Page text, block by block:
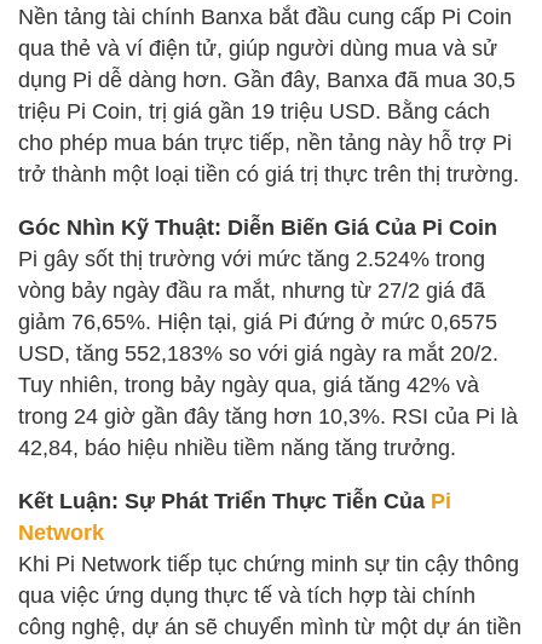
Nền tảng tài chính Banxa bắt đầu cung cấp Pi Coin
qua thẻ và ví điện tử, giúp người dùng mua và sử
dụng Pi dễ dàng hơn. Gần đây, Banxa đã mua 30,5
triệu Pi Coin, trị giá gần 19 triệu USD. Bằng cách
cho phép mua bán trực tiếp, nền tảng này hỗ trợ Pi
trở thành một loại tiền có giá trị thực trên thị trường.
Góc Nhìn Kỹ Thuật: Diễn Biến Giá Của Pi Coin
Pi gây sốt thị trường với mức tăng 2.524% trong
vòng bảy ngày đầu ra mắt, nhưng từ 27/2 giá đã
giảm 76,65%. Hiện tại, giá Pi đứng ở mức 0,6575
USD, tăng 552,183% so với giá ngày ra mắt 20/2.
Tuy nhiên, trong bảy ngày qua, giá tăng 42% và
trong 24 giờ gần đây tăng hơn 10,3%. RSI của Pi là
42,84, báo hiệu nhiều tiềm năng tăng trưởng.
Kết Luận: Sự Phát Triển Thực Tiễn Của Pi
Network
Khi Pi Network tiếp tục chứng minh sự tin cậy thông
qua việc ứng dụng thực tế và tích hợp tài chính
công nghệ, dự án sẽ chuyển mình từ một dự án tiền